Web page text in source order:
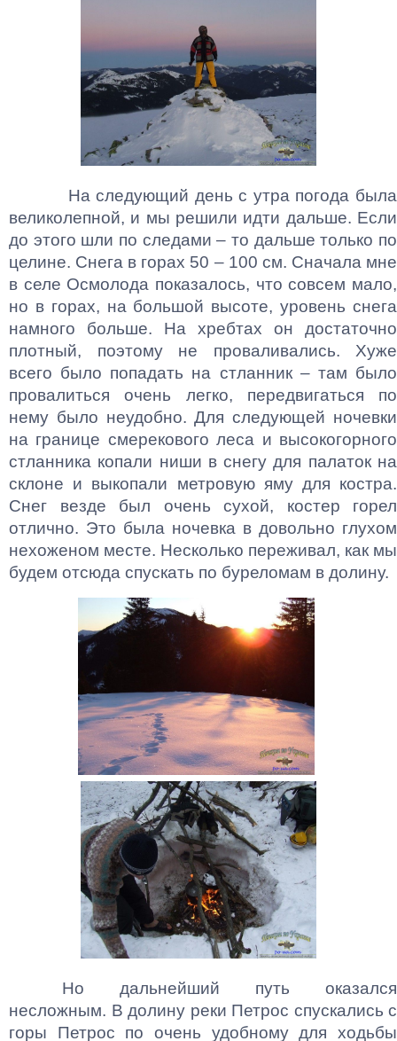
На следующий день с утра погода была
великолепной, и мы решили идти дальше. Если
до этого шли по следами – то дальше только по
целине. Снега в горах 50 – 100 см. Сначала мне
в селе Осмолода показалось, что совсем мало,
но в горах, на большой высоте, уровень снега
намного больше. На хребтах он достаточно
плотный, поэтому не проваливались. Хуже
всего было попадать на стланник – там было
провалиться очень легко, передвигаться по
нему было неудобно. Для следующей ночевки
на границе смерекового леса и высокогорного
стланника копали ниши в снегу для палаток на
склоне и выкопали метровую яму для костра.
Снег везде был очень сухой, костер горел
отлично. Это была ночевка в довольно глухом
нехоженом месте. Несколько переживал, как мы
будем отсюда спускать по буреломам в долину.
Но дальнейший путь оказался
несложным. В долину реки Петрос спускались с
горы Петрос по очень удобному для ходьбы